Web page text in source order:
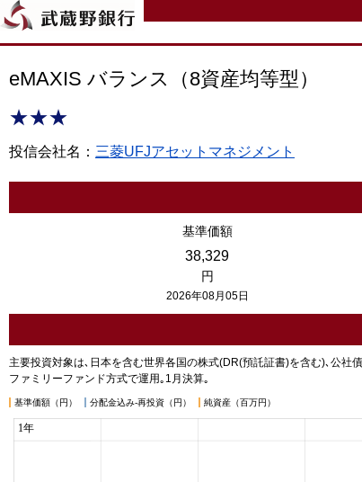
eMAXIS バランス（8資産均等型）
★★★
投信会社名： 三菱UFJアセットマネジメント
基準価額
38,329
円
2026年08月05日
主要投資対象は､日本を含む世界各国の株式(DR(預託証書)を含む)､公
ファミリーファンド方式で運用｡1月決算｡
基準価額（円） 分配金込み-再投資（円） 純資産（百万円）